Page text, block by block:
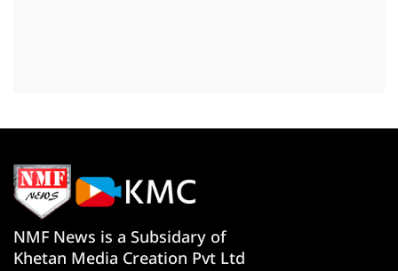
NMF News is a Subsidary of
Khetan Media Creation Pvt Ltd